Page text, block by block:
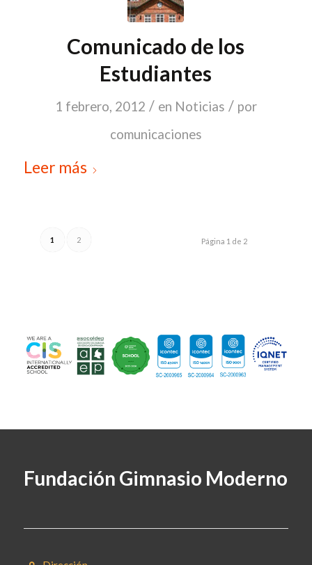
Comunicado de los
Estudiantes
1 febrero, 2012 / en Noticias / por
comunicaciones
Leer más
Página 1 de 2
1 2
Fundación Gimnasio Moderno